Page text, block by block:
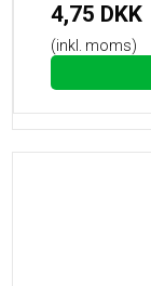
4,75 DKK
(inkl. moms)